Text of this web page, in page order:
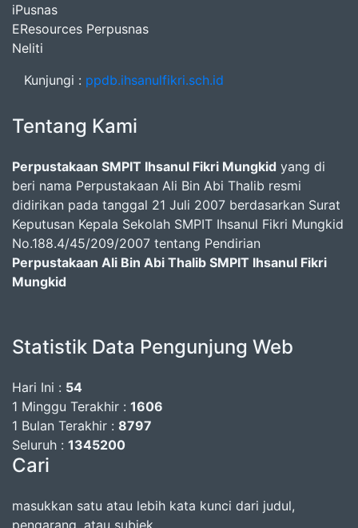
iPusnas
EResources Perpusnas
Neliti
Kunjungi : ppdb.ihsanulfikri.sch.id
Tentang Kami
Perpustakaan SMPIT Ihsanul Fikri Mungkid yang di
beri nama Perpustakaan Ali Bin Abi Thalib resmi
didirikan pada tanggal 21 Juli 2007 berdasarkan Surat
Keputusan Kepala Sekolah SMPIT Ihsanul Fikri Mungkid
No.188.4/45/209/2007 tentang Pendirian
Perpustakaan Ali Bin Abi Thalib SMPIT Ihsanul Fikri
Mungkid
Statistik Data Pengunjung Web
Hari Ini : 54
1 Minggu Terakhir : 1606
1 Bulan Terakhir : 8797
Seluruh : 1345200
Cari
masukkan satu atau lebih kata kunci dari judul,